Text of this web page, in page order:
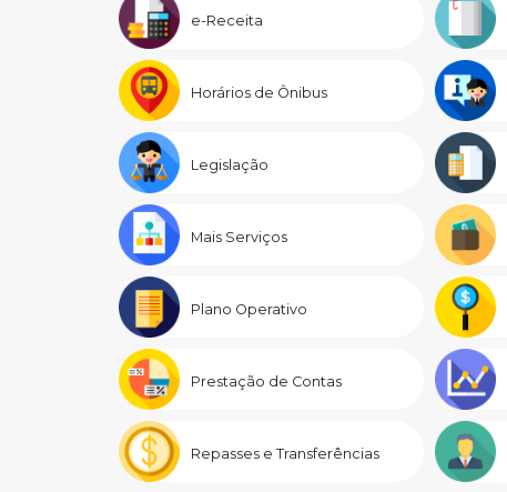
e-Receita
Horários de Ônibus
Legislação
Mais Serviços
Plano Operativo
Prestação de Contas
Repasses e Transferências